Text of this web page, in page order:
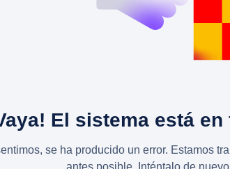
El sistema está
se ha producido un error. Estamos
antes posible. Inténtalo de